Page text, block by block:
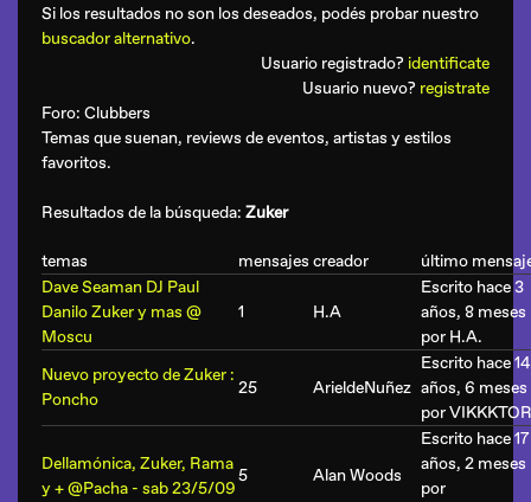
Si los resultados no son los deseados, podés probar nuestro
buscador alternativo.
Usuario registrado? identificate
Usuario nuevo? registrate
Foro: Clubbers
Temas que suenan, reviews de eventos, artistas y estilos
favoritos.
Resultados de la búsqueda: Zuker
temas mensajes creador
último
Dave Seaman DJ Paul
Danilo Zuker y mas @
Moscu
1 H.A
Escrito hace 3
años, 8 meses
por H.A.
Nuevo proyecto de Zuker :
Poncho
25 ArieldeNuñez
Escrito hace 14
años, 6 meses
porVIKKKTOR
Dellamónica, Zuker, Rama
y + @Pacha - sab 23/5/09
5 Alan Woods
Escrito hace 17
años, 2 meses
por